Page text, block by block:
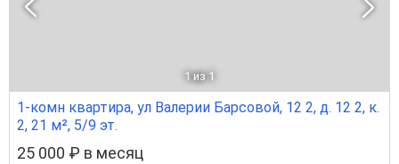
1 из 1
1-комн квартира, ул Валерии Барсовой, 12 2, д. 12 2, к.
2, 21 м², 5/9 эт.
25 000 ₽ в месяц